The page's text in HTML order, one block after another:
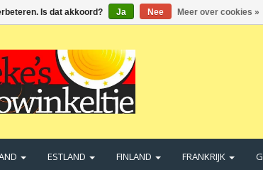
ESTLAND FINLAND FRANKRIJK
Is dat akkoord? Ja Nee Meer over cookies »